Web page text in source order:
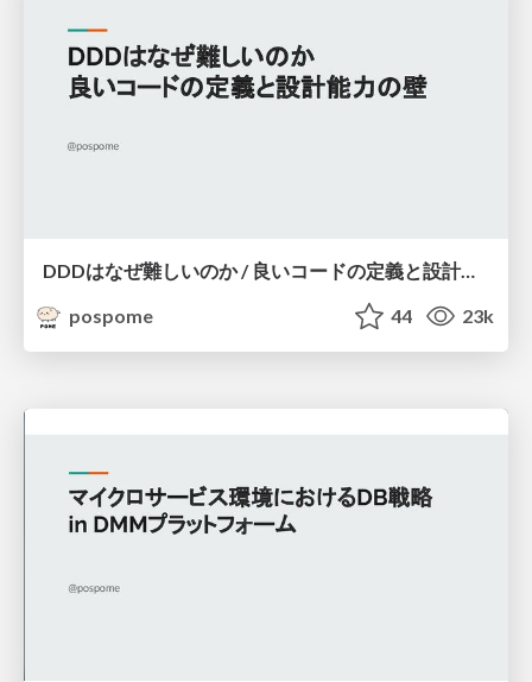
DDDはなぜ難しいのか / 良いコードの定義と設計能力の壁
pospome
44 23k